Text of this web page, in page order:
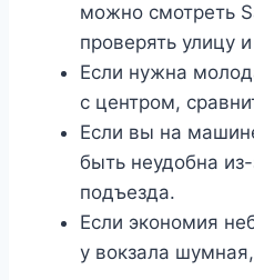
можно смотреть
проверять улицу
Если нужна
с центром,
Если вы на
быть неудобна
подъезда.
Если экономия
у вокзала